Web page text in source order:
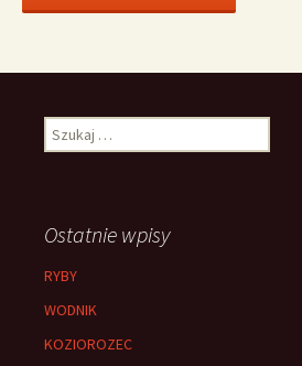
Szukaj:
Ostatnie wpisy
RYBY
WODNIK
KOZIOROZEC